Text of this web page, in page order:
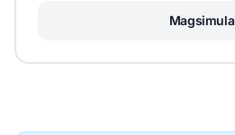
Magsimula